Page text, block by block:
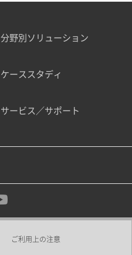
分野別ソリューション
ケーススタディ
サービス／サポート
ご利用上の注意